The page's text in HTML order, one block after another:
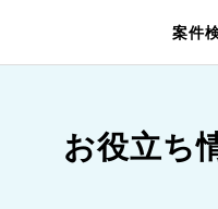
案件
お役立ち